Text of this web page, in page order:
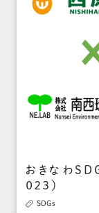
おきなわ
０２３）
 SDGs